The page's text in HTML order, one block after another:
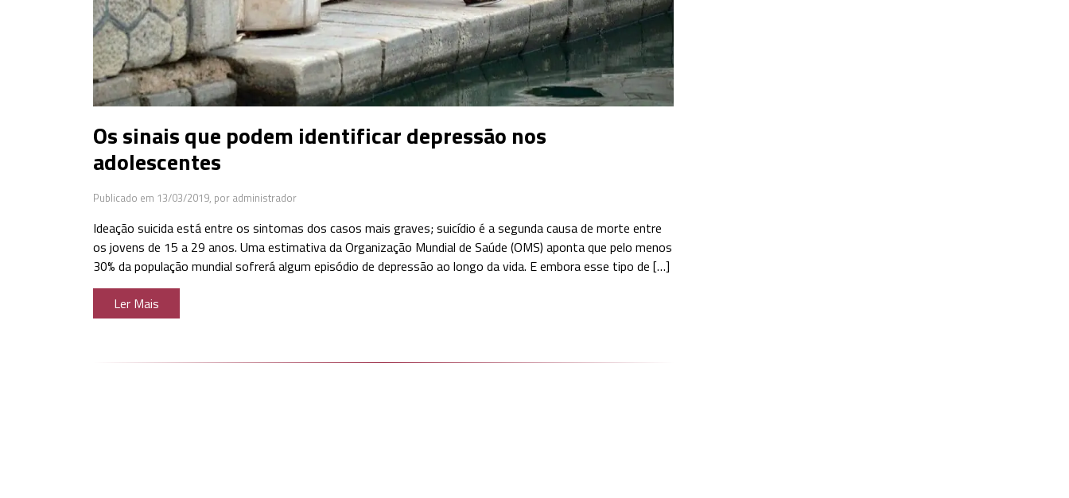
Os sinais que podem identificar depressão nos
adolescentes
Publicado em 13/03/2019, por administrador
Ideação suicida está entre os sintomas dos casos mais graves; suicídio é a segunda causa de morte entre
os jovens de 15 a 29 anos. Uma estimativa da Organização Mundial de Saúde (OMS) aponta que pelo menos
30% da população mundial sofrerá algum episódio de depressão ao longo da vida. E embora esse tipo de […]
Ler Mais